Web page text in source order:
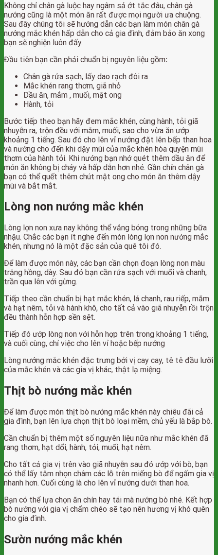
Không chỉ chân gà luộc hay ngâm sả ớt tắc đâu, chân gà
nướng cũng là một món ăn rất được mọi người ưa chuộng.
Sau đây chúng tôi sẽ hướng dẫn các bạn làm món chân gà
nướng mắc khén hấp dẫn cho cả gia đình, đảm bảo ăn xong
bạn sẽ nghiện luôn đấy.
Đầu tiên bạn cần phải chuẩn bị nguyên liệu gồm:
Chân gà rửa sạch, lấy dao rạch đôi ra
Mắc khén rang thơm, giã nhỏ
Dầu ăn, mắm , muối, mật ong
Hành, tỏi
Bước tiếp theo bạn hãy đem mắc khén, cùng hành, tỏi giã
nhuyễn ra, trộn đều với mắm, muối, sao cho vừa ăn ướp
khoảng 1 tiếng. Sau đó cho lên vỉ nướng đặt lên bếp than hoa
và nướng cho đến khi dậy mùi của mắc khén hòa quyện mùi
thơm của hành tỏi. Khi nướng bạn nhớ quét thêm dầu ăn để
món ăn không bị cháy và hấp dẫn hơn nhé. Gần chín chân gà
bạn có thể quết thêm chút mật ong cho món ăn thêm dậy
mùi và bắt mắt.
Lòng non nướng mắc khén
Lòng lợn non xưa nay không thể vắng bóng trong những bữa
nhậu. Chắc các bạn ít nghe đến món lòng lợn non nướng mắc
khén, nhưng nó là một đặc sản của quê tôi đó.
Để làm được món này, các bạn cần chọn đoạn lòng non màu
trắng hồng, dày. Sau đó bạn cần rửa sạch với muối và chanh,
trần qua lên với gừng.
Tiếp theo cần chuẩn bị hạt mắc khén, lá chanh, rau riếp, mắm
và hạt nêm, tỏi và hành khô, cho tất cả vào giã nhuyễn rồi trộn
đều thành hỗn hợp sền sệt.
Tiếp đó ướp lòng non với hỗn hợp trên trong khoảng 1 tiếng,
và cuối cùng, chỉ việc cho lên vỉ hoặc bếp nướng
Lòng nướng mắc khén đặc trưng bởi vị cay cay, tê tê đầu lưỡi
của mắc khén và các gia vị khác, thật lạ miệng.
Thịt bò nướng mắc khén
Để làm được món thịt bò nướng mắc khén này chiêu đãi cả
gia đình, bạn lên lựa chọn thịt bò loại mềm, chủ yếu là bắp bò.
Cần chuẩn bị thêm một số nguyên liệu nữa như mắc khén đã
rang thơm, hạt dổi, hành, tỏi, muối, hạt nêm.
Cho tất cả gia vị trên vào giã nhuyễn sau đó ướp với bò, bạn
có thể lấy tăm nhọn châm các lỗ trên miếng bò để ngấm gia vị
nhanh hơn. Cuối cùng là cho lên vỉ nướng dưới than hoa.
Bạn có thể lựa chọn ăn chín hay tái mà nướng bò nhé. Kết hợp
bò nướng với gia vị chẩm chéo sẽ tạo nên hương vị khó quên
cho gia đình.
Sườn nướng mắc khén